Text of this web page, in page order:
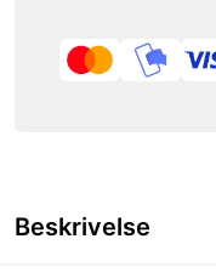
Beskrivelse